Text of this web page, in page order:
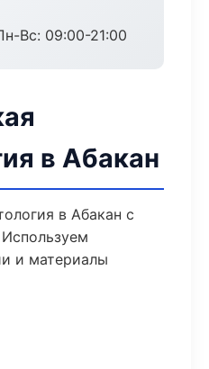
Вс: 09:00-21:00
в Абакан
в Абакан с
и материалы